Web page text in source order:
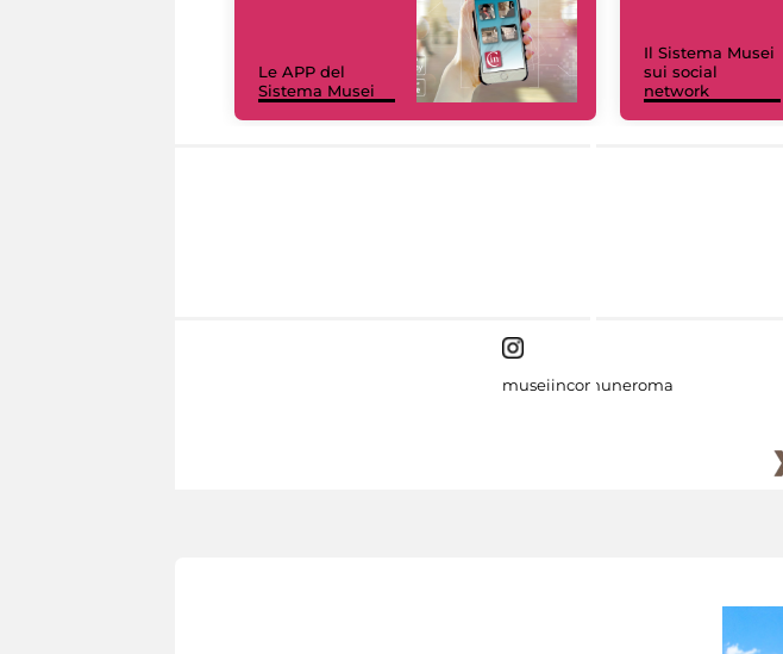
Le APP del
Sistema Musei
Il Sistema Musei
sui social
network
museiincomuneroma